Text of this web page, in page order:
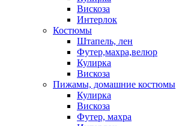
Вискоза
Интерлок
Костюмы
Штапель, лен
Футер,махра,велюр
Кулирка
Вискоза
Пижамы, домашние костюмы
Кулирка
Вискоза
Футер, махра